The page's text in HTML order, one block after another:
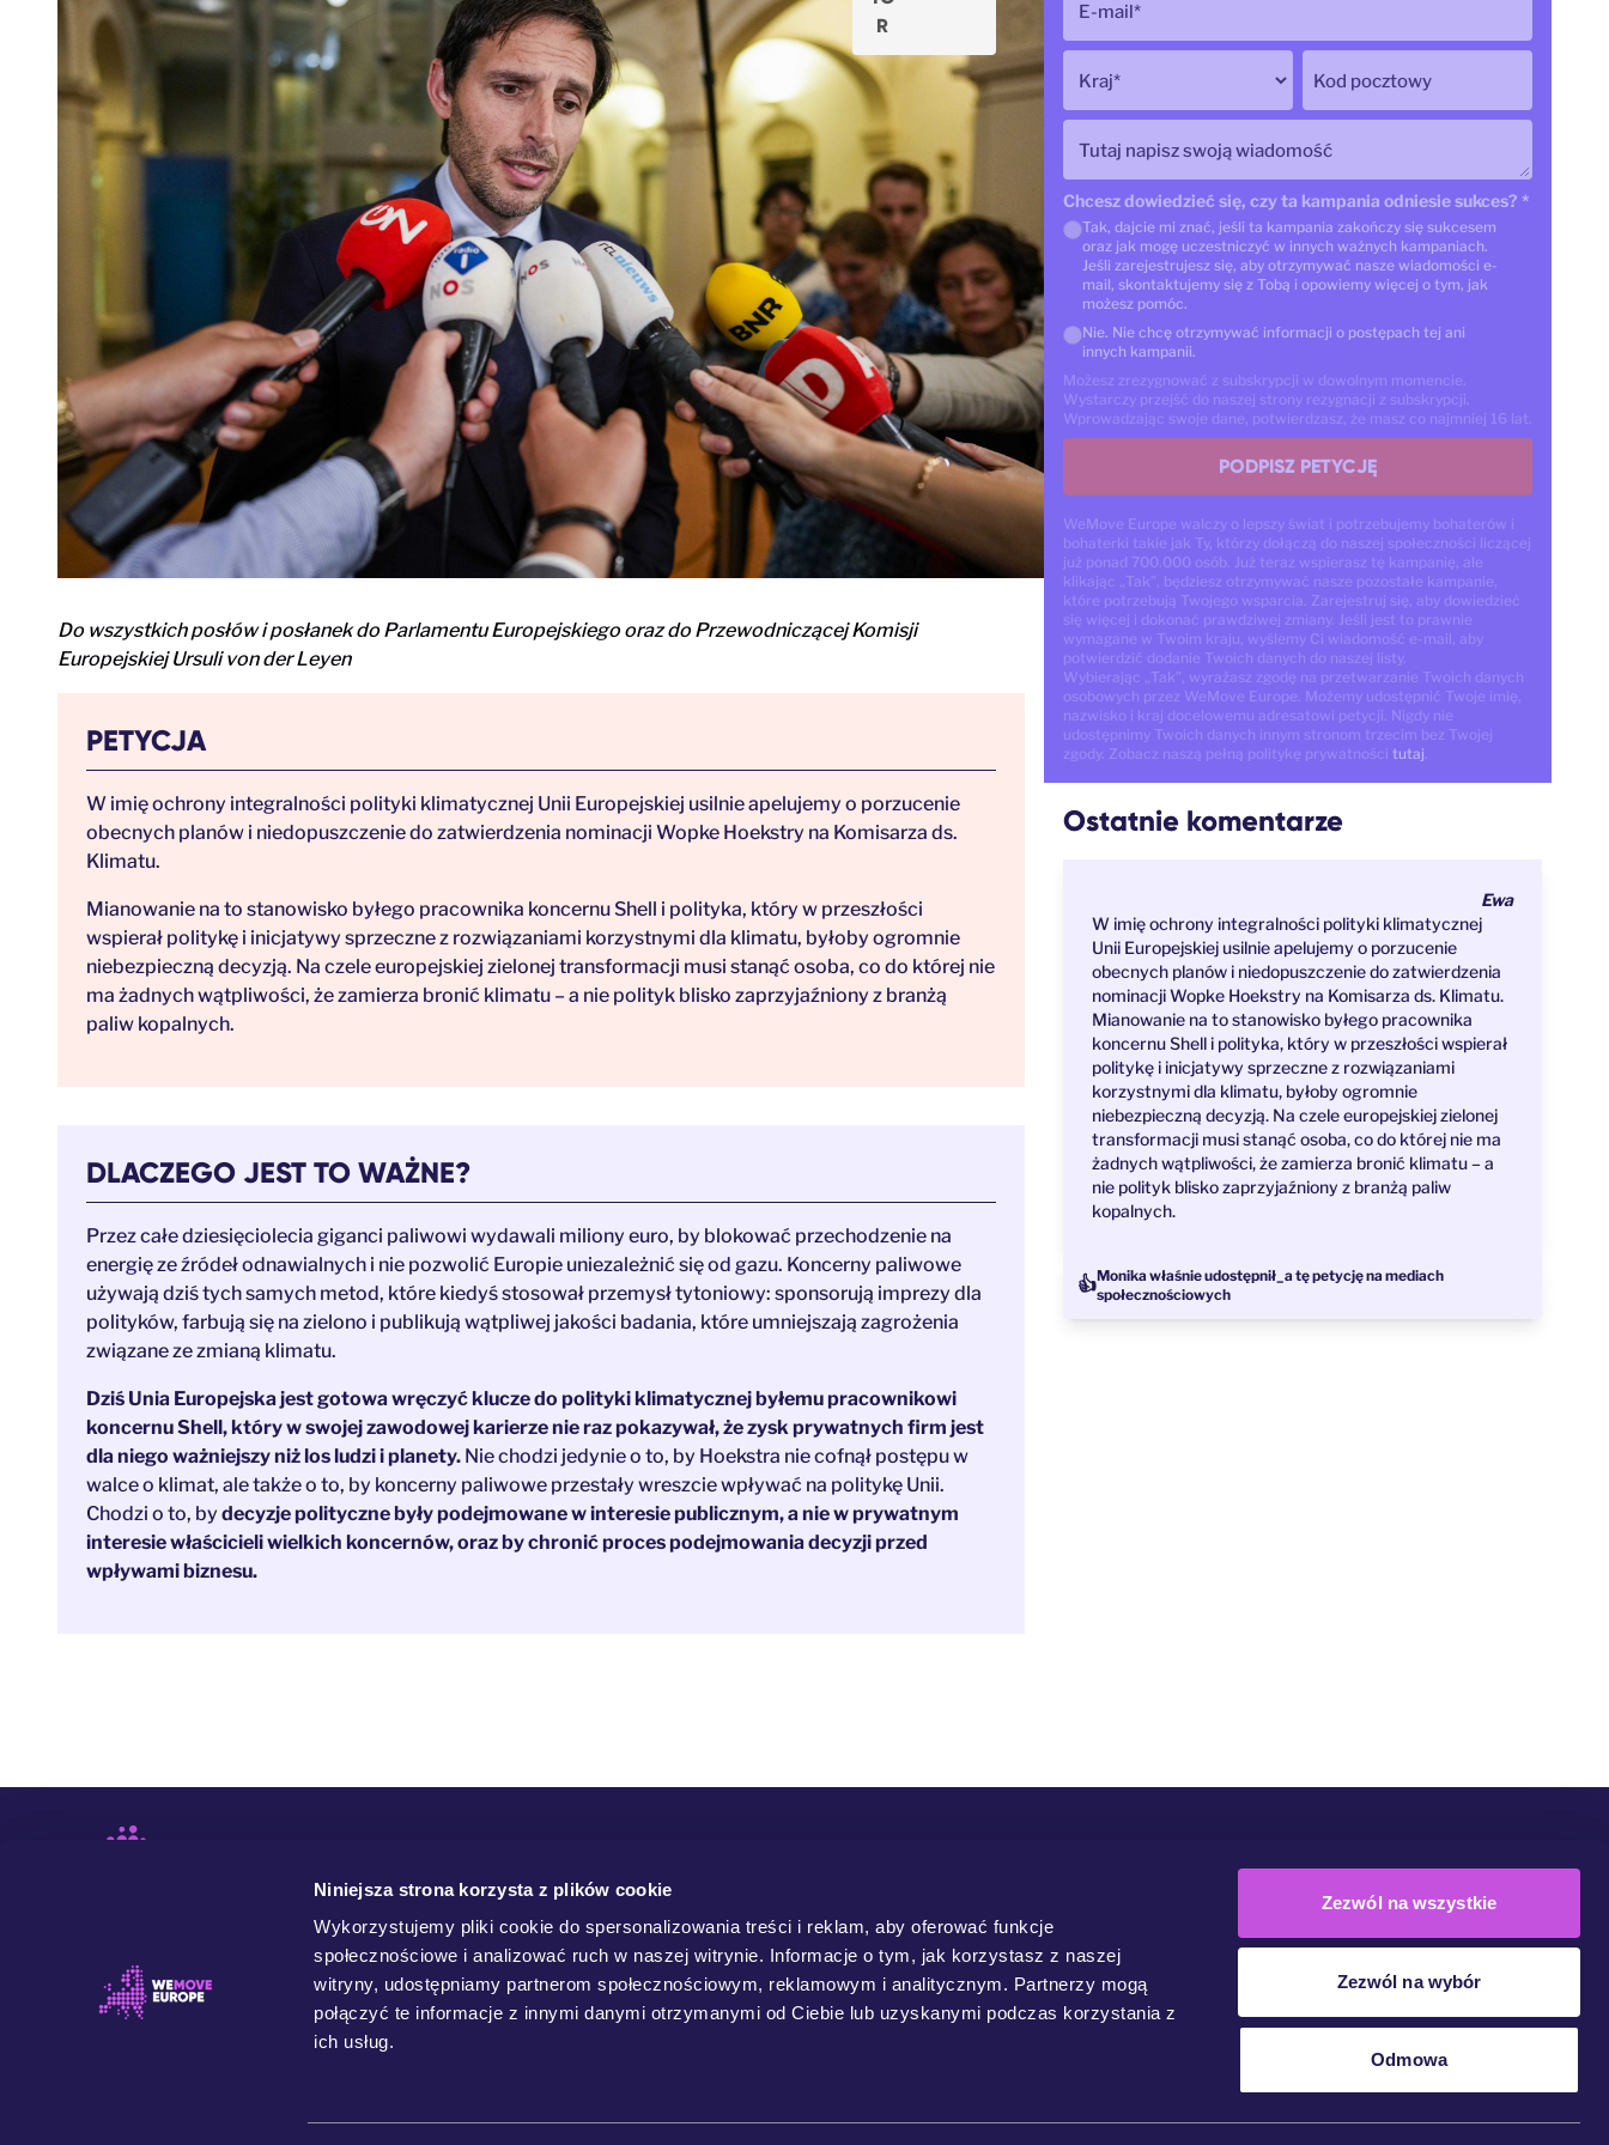
Niniejsza strona korzysta z plików cookie
Wykorzystujemy pliki cookie do spersonalizowania treści i reklam, aby oferować funkcje
społecznościowe i analizować ruch w naszej witrynie. Informacje o tym, jak korzystasz z naszej
witryny, udostępniamy partnerom społecznościowym, reklamowym i analitycznym. Partnerzy mogą
połączyć te informacje z innymi danymi otrzymanymi od Ciebie lub uzyskanymi podczas korzystania z
ich usług.
Zezwól na wszystkie
Zezwól na wybór
Odmowa
Do wszystkich posłów i posłanek do Parlamentu Europejskiego oraz do Przewodniczącej Komisji
Europejskiej Ursuli von der Leyen
PETYCJA
W imię ochrony integralności polityki klimatycznej Unii Europejskiej usilnie apelujemy o porzucenie
obecnych planów i niedopuszczenie do zatwierdzenia nominacji Wopke Hoekstry na Komisarza ds.
Klimatu.
Mianowanie na to stanowisko byłego pracownika koncernu Shell i polityka, który w przeszłości
wspierał politykę i inicjatywy sprzeczne z rozwiązaniami korzystnymi dla klimatu, byłoby ogromnie
niebezpieczną decyzją. Na czele europejskiej zielonej transformacji musi stanąć osoba, co do której nie
ma żadnych wątpliwości, że zamierza bronić klimatu – a nie polityk blisko zaprzyjaźniony z branżą
paliw kopalnych.
DLACZEGO JEST TO WAŻNE?
Przez całe dziesięciolecia giganci paliwowi wydawali miliony euro, by blokować przechodzenie na
energię ze źródeł odnawialnych i nie pozwolić Europie uniezależnić się od gazu. Koncerny paliwowe
używają dziś tych samych metod, które kiedyś stosował przemysł tytoniowy: sponsorują imprezy dla
polityków, farbują się na zielono i publikują wątpliwej jakości badania, które umniejszają zagrożenia
związane ze zmianą klimatu.
Dziś Unia Europejska jest gotowa wręczyć klucze do polityki klimatycznej byłemu pracownikowi
koncernu Shell, który w swojej zawodowej karierze nie raz pokazywał, że zysk prywatnych firm jest
dla niego ważniejszy niż los ludzi i planety. Nie chodzi jedynie o to, by Hoekstra nie cofnął postępu w
walce o klimat, ale także o to, by koncerny paliwowe przestały wreszcie wpływać na politykę Unii.
Chodzi o to, by decyzje polityczne były podejmowane w interesie publicznym, a nie w prywatnym
interesie właścicieli wielkich koncernów, oraz by chronić proces podejmowania decyzji przed
wpływami biznesu.
E-mail*
Kraj* Kod pocztowy
Tutaj napisz swoją wiadomość
Chcesz dowiedzieć się, czy ta kampania odniesie sukces? *
Tak, dajcie mi znać, jeśli ta kampania zakończy się sukcesem
oraz jak mogę uczestniczyć w innych ważnych kampaniach.
Jeśli zarejestrujesz się, aby otrzymywać nasze wiadomości e-
mail, skontaktujemy się z Tobą i opowiemy więcej o tym, jak
możesz pomóc.
Nie. Nie chcę otrzymywać informacji o postępach tej ani
innych kampanii.
Możesz zrezygnować z subskrypcji w dowolnym momencie.
Wystarczy przejść do naszej strony rezygnacji z subskrypcji.
Wprowadzając swoje dane, potwierdzasz, że masz co najmniej 16 lat.
PODPISZ PETYCJĘ
WeMove Europe walczy o lepszy świat i potrzebujemy bohaterów i
bohaterki takie jak Ty, którzy dołączą do naszej społeczności liczącej
już ponad 700.000 osób. Już teraz wspierasz tę kampanię, ale
klikając „Tak”, będziesz otrzymywać nasze pozostałe kampanie,
które potrzebują Twojego wsparcia. Zarejestruj się, aby dowiedzieć
się więcej i dokonać prawdziwej zmiany. Jeśli jest to prawnie
wymagane w Twoim kraju, wyślemy Ci wiadomość e-mail, aby
potwierdzić dodanie Twoich danych do naszej listy.
Wybierając „Tak”, wyrażasz zgodę na przetwarzanie Twoich danych
osobowych przez WeMove Europe. Możemy udostępnić Twoje imię,
nazwisko i kraj docelowemu adresatowi petycji. Nigdy nie
udostępnimy Twoich danych innym stronom trzecim bez Twojej
zgody. Zobacz naszą pełną politykę prywatności tutaj.
Ostatnie komentarze
Ewa
W imię ochrony integralności polityki klimatycznej
Unii Europejskiej usilnie apelujemy o porzucenie
obecnych planów i niedopuszczenie do zatwierdzenia
nominacji Wopke Hoekstry na Komisarza ds. Klimatu.
Mianowanie na to stanowisko byłego pracownika
koncernu Shell i polityka, który w przeszłości wspierał
politykę i inicjatywy sprzeczne z rozwiązaniami
korzystnymi dla klimatu, byłoby ogromnie
niebezpieczną decyzją. Na czele europejskiej zielonej
transformacji musi stanąć osoba, co do której nie ma
żadnych wątpliwości, że zamierza bronić klimatu – a
nie polityk blisko zaprzyjaźniony z branżą paliw
kopalnych.
👍Monika właśnie udostępnił_a tę petycję na mediach
społecznościowych
WeMove Europe to ruch społeczny łączący ludzi z
obywateli, w której szanuje się zasady sprawiedliwości